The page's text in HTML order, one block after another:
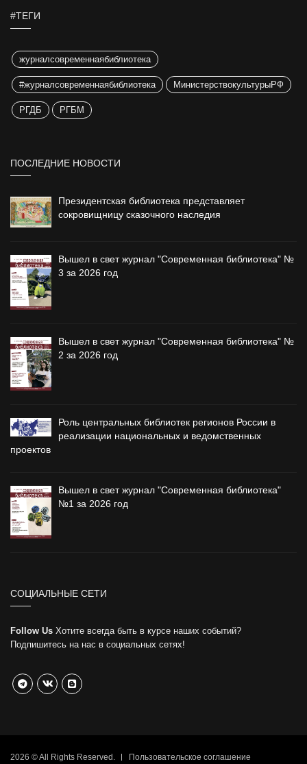
#ТЕГИ
журналсовременнаябиблиотека
#журналсовременнаябиблиотека МинистерствокультурыРФ
РГДБ РГБМ
ПОСЛЕДНИЕ НОВОСТИ
Президентская библиотека представляет
сокровищницу сказочного наследия
Вышел в свет журнал "Современная библиотека" №
3 за 2026 год
Вышел в свет журнал "Современная библиотека" №
2 за 2026 год
Роль центральных библиотек регионов России в
реализации национальных и ведомственных
проектов
Вышел в свет журнал "Современная библиотека"
№1 за 2026 год
СОЦИАЛЬНЫЕ СЕТИ
Follow Us Хотите всегда быть в курсе наших событий?
Подпишитесь на нас в социальных сетях!
2026 © All Rights Reserved. Пользовательское соглашение